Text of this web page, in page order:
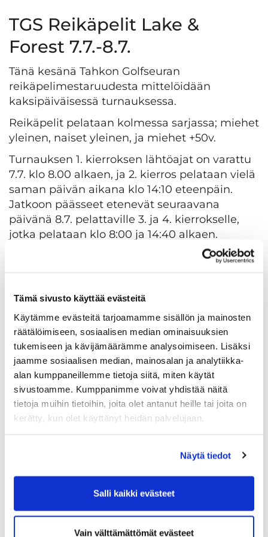
Tämä sivusto käyttää evästeitä
Käytämme evästeitä tarjoamamme sisällön ja mainosten
räätälöimiseen, sosiaalisen median ominaisuuksien
tukemiseen ja kävijämäärämme analysoimiseen. Lisäksi
jaamme sosiaalisen median, mainosalan ja analytiikka-
alan kumppaneillemme tietoja siitä, miten käytät
sivustoamme. Kumppanimme voivat yhdistää näitä
tietoja muihin tietoihin, joita olet antanut heille tai joita on
kerätty, kun olet käyttänyt heidän palvelujaan.
Näytä tiedot
Salli kaikki evästeet
Vain välttämättömät evästeet
TGS Reikäpelit Lake &
Forest 7.7.-8.7.
Tänä kesänä Tahkon Golfseuran
reikäpelimestaruudesta mittelöidään
kaksipäiväisessä turnauksessa.
​​​​​​​Reikäpelit pelataan kolmessa sarjassa; miehet
yleinen, naiset yleinen, ja miehet +50v.
Turnauksen 1. kierroksen lähtöajat on varattu
7.7. klo 8.00 alkaen, ja 2. kierros pelataan vielä
saman päivän aikana klo 14:10 eteenpäin.
Jatkoon päässeet etenevät seuraavana
päivänä 8.7. pelattaville 3. ja 4. kierrokselle,
jotka pelataan klo 8:00 ja 14:40 alkaen.
Miehet yleinen sarjassa pelataan valkoisilta
lyöntipaikoilta tasoituksellisena.
Ilmoittautuminen 16.6. mennessä
Kilpailumaksu
15€ / pelaaja
Etunimi Sukunimi
Sähköposti
Valitse sarja
Naiset yleinen
Miehet +50v.